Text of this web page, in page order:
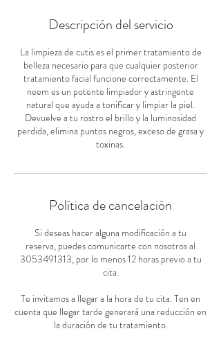
i
n
Descripción del servicio
La limpieza de cutis es el primer tratamiento de
belleza necesario para que cualquier posterior
tratamiento facial funcione correctamente. El
neem es un potente limpiador y astringente
natural que ayuda a tonificar y limpiar la piel.
Devuelve a tu rostro el brillo y la luminosidad
perdida, elimina puntos negros, exceso de grasa y
toxinas.
Política de cancelación
Si deseas hacer alguna modificación a tu
reserva, puedes comunicarte con nosotros al
3053491313, por lo menos 12 horas previo a tu
cita.
Te invitamos a llegar a la hora de tu cita. Ten en
cuenta que llegar tarde generará una reducción en
la duración de tu tratamiento.